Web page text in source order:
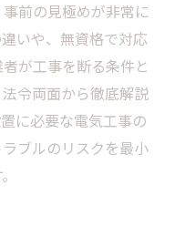
前の見極めが非常に
いや、無資格で対応
が工事を断る条件と
令両面から徹底解説
に必要な電気工事の
ブルのリスクを最小